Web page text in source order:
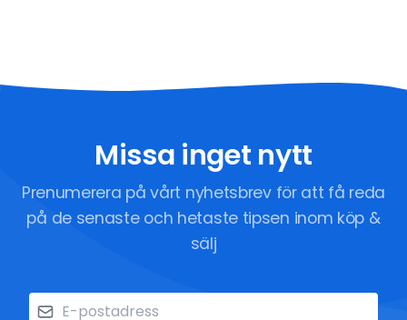
Missa inget nytt
Prenumerera på vårt nyhetsbrev för att få reda
på de senaste och hetaste tipsen inom köp &
sälj